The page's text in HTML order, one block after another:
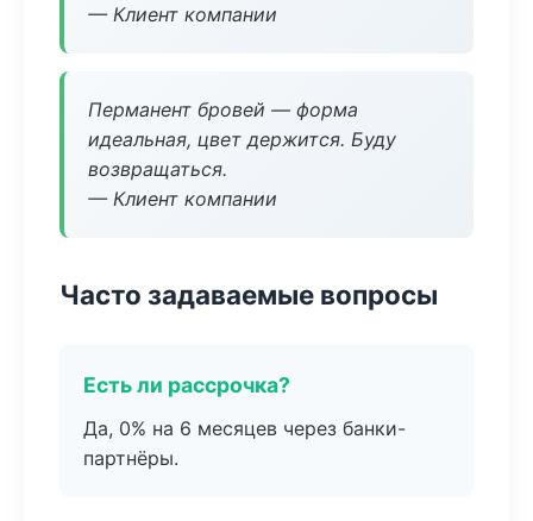
— Клиент компании
Перманент бровей — форма
идеальная, цвет держится. Буду
возвращаться.
— Клиент компании
Часто задаваемые вопросы
Есть ли рассрочка?
Да, 0% на 6 месяцев через банки-
партнёры.